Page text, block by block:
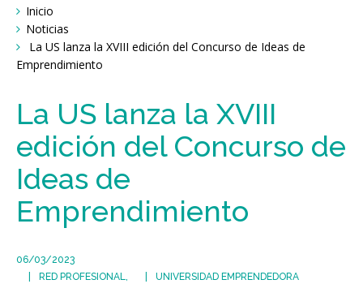
Breadcrumbs
You
are
here:
Inicio
Noticias
La US lanza la XVIII edición del Concurso de Ideas de
Emprendimiento
La US lanza la XVIII
edición del Concurso de
Ideas de
Emprendimiento
06/03/2023
RED PROFESIONAL
UNIVERSIDAD EMPRENDEDORA